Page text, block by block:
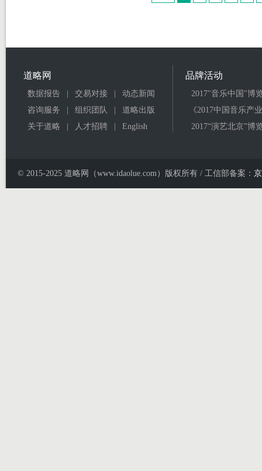
道略网
数据报告 交易对接
动态新闻
咨询服务
组织团队
道略出版
关于道略
人才招聘 English
品牌活动
2017"音乐中国"博
《2017中国音乐产
2017“演艺北京”博
© 2015-2025 道略网（www.idaolue.com）版权所有 / 工信部备案：